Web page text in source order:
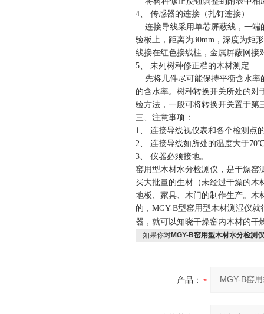
4、 传感器的连接（扎钉连接）
连接导线采用单芯屏蔽线，一端
验板上，距离为30mm，深度为矩
线接在红色接线柱，金属屏蔽网接
5、 未列树种修正档的木材测定
先将几件尽可能保持平衡含水率
的含水率。树种转换开关所处的对
验方法，一般可将转换开关置于第
三、注意事项：
1、 连接导线视仪表和各个检测点
2、 连接导线如所处的温度大于
3、 仪器必须接地。
窑用型木材水分检测仪，是干燥窑
买大批量的生材（未经过干燥的木
地板、家具、木门的制作生产。木
的，MGY-B型窑用型木材测湿仪
器，就可以知晓干燥窑内木材的干
如果你对MGY-B窑用型木材水分检测仪
产品：